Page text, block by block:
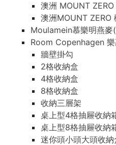
澳洲 MOUNT ZERO
澳洲MOUNT ZERO
Moulamein慕樂明燕麥
Room Copenhagen
牆壁掛勾
2格收納盒
4格收納盒
8格收納盒
收納三層架
桌上型4格抽屜收納
桌上型8格抽屜收納
迷你頭小頭大頭收納